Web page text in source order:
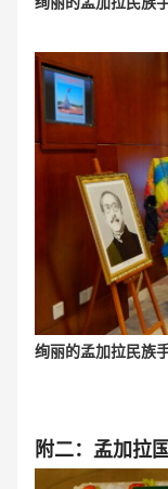
绚丽的孟加拉民族
附二：孟加拉